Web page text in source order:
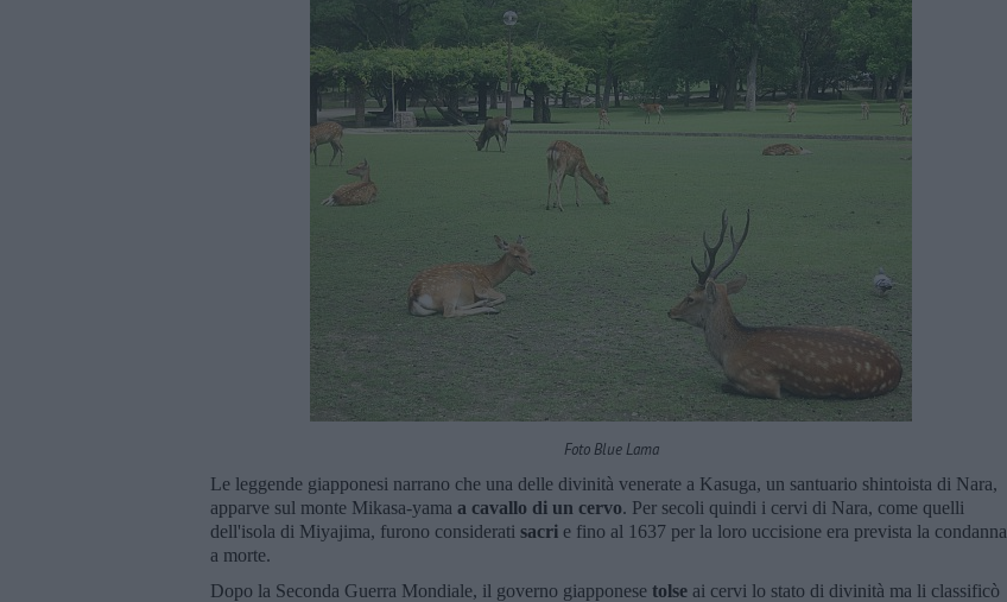
Foto Blue Lama
Le leggende giapponesi narrano che una delle divinità venerate a Kasuga, un santuario shintoista di Nara,
apparve sul monte Mikasa-yama a cavallo di un cervo. Per secoli quindi i cervi di Nara, come quelli
dell'isola di Miyajima, furono considerati sacri e fino al 1637 per la loro uccisione era prevista la condanna
a morte.
Dopo la Seconda Guerra Mondiale, il governo giapponese tolse ai cervi lo stato di divinità ma li classificò